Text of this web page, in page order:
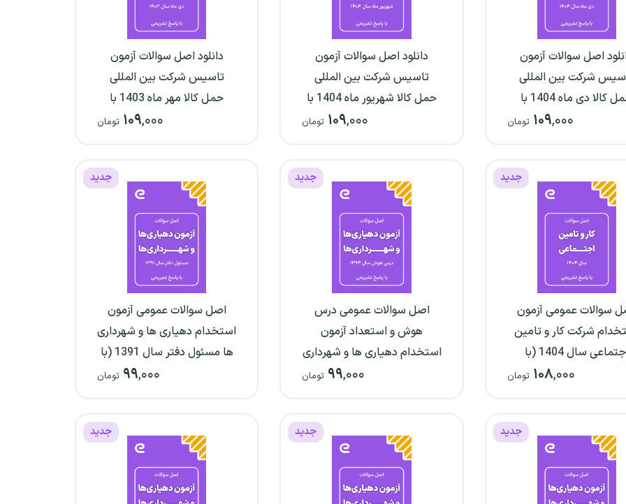
اصل سوالات آزمون
شرکت بین المللی
حمل کالا دی ماه 1404 با
پاسخنامه تشریحی
۱۰۹,۰۰۰ تومان
دانلود اصل سوالات آزمون
تاسیس شرکت بین المللی
حمل کالا شهریور ماه 1404 با
پاسخنامه تشریحی
۱۰۹,۰۰۰ تومان
دانلود اصل سوالات آزمون
تاسیس شرکت بین المللی
حمل کالا مهر ماه 1403 با
پاسخنامه تشریحی
۱۰۹,۰۰۰ تومان
جدید
سوالات عمومی آزمون
شرکت کار و تامین
اجتماعی سال 1404 (با
پاسخ‌نامه تشریحی)
۱۰۸,۰۰۰ تومان
جدید
اصل سوالات عمومی درس
هوش و استعداد آزمون
استخدام دهیاری ها و شهرداری
ها سال 1394 (با پاسخ‌نامه
۹۹,۰۰۰ تومان
جدید
اصل سوالات عمومی آزمون
استخدام دهیاری ها و شهرداری
ها مسئول دفتر سال 1391 (با
پاسخ‌نامه تشریحی)
۹۹,۰۰۰ تومان
جدید جدید جدید